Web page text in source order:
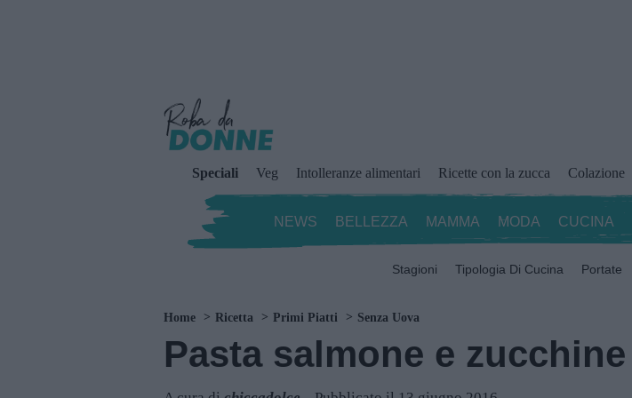
Speciali Veg Intolleranze alimentari Ricette con la zucca Colazione
NEWS BELLEZZA MAMMA MODA CUCINA
Stagioni Tipologia Di Cucina Portate
Home Ricetta Primi Piatti Senza Uova
Pasta salmone e zucchine